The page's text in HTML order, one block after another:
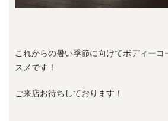
これからの暑い季節に向けてボディーコ
スメです！
ご来店お待ちしております！